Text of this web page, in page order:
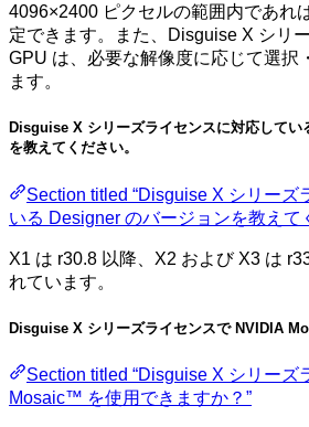
4096×2400 ピクセルの範囲内であれ
定できます。また、Disguise X シリ
GPU は、必要な解像度に応じて選択
ます。
Disguise X シリーズライセンスに対応して
を教えてください。
Section titled “Disguise X シリーズ
いる Designer のバージョンを教えて
X1 は r30.8 以降、X2 および X3 は
れています。
Disguise X シリーズライセンスで NVIDIA
Section titled “Disguise X シリーズ
Mosaic™ を使用できますか？”